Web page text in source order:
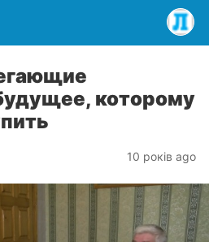
которому
10 років ago